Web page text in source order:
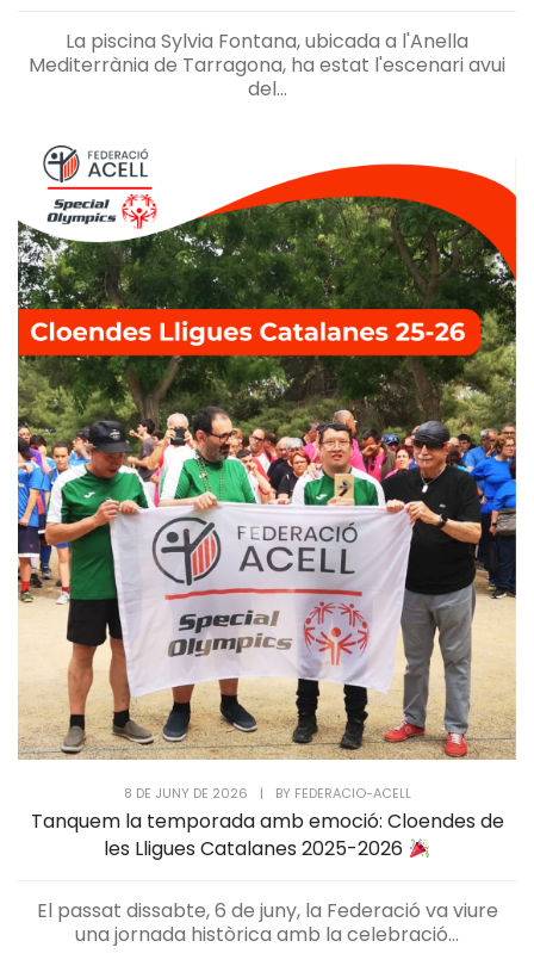
La piscina Sylvia Fontana, ubicada a l'Anella
Mediterrània de Tarragona, ha estat l'escenari avui
del...
8 DE JUNY DE 2026 | BY FEDERACIO-ACELL
Tanquem la temporada amb emoció: Cloendes de
les Lligues Catalanes 2025-2026
El passat dissabte, 6 de juny, la Federació va viure
una jornada històrica amb la celebració...